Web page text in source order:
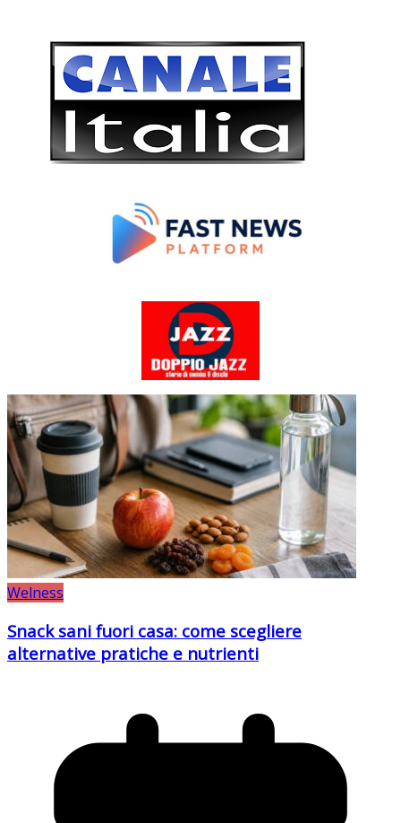
Welness
Snack sani fuori casa: come scegliere
alternative pratiche e nutrienti